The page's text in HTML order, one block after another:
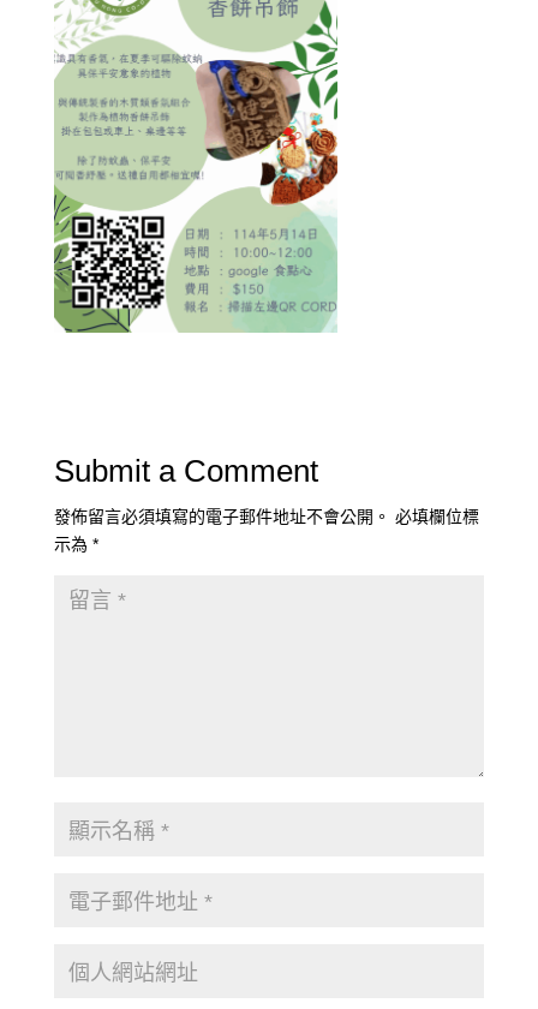
Submit a Comment
發佈留言必須填寫的電子郵件地址不會公開。 必填欄位標
示為 *